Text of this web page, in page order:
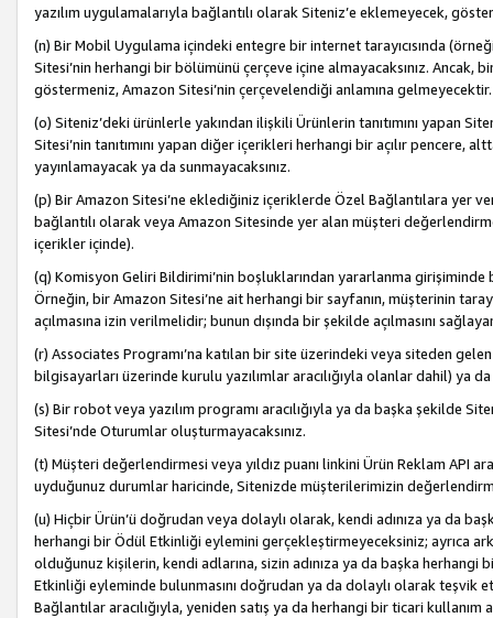
yazılım uygulamalarıyla bağlantılı olarak Siteniz’e eklemeyecek,
(n) Bir Mobil Uygulama içindeki entegre bir internet tarayıcısında
Sitesi’nin herhangi bir bölümünü çerçeve içine almayacaksınız. Ancak,
göstermeniz, Amazon Sitesi’nin çerçevelendiği anlamına gelmeyecektir.
(o) Siteniz’deki ürünlerle yakından ilişkili Ürünlerin tanıtımını yapan
Sitesi’nin tanıtımını yapan diğer içerikleri herhangi bir açılır pencere,
yayınlamayacak ya da sunmayacaksınız.
(p) Bir Amazon Sitesi’ne eklediğiniz içeriklerde Özel Bağlantılara yer
bağlantılı olarak veya Amazon Sitesinde yer alan müşteri
içerikler içinde).
(q) Komisyon Geliri Bildirimi’nin boşluklarından yararlanma
Örneğin, bir Amazon Sitesi’ne ait herhangi bir sayfanın, müşterinin
açılmasına izin verilmelidir; bunun dışında bir şekilde açılmasını
(r) Associates Programı’na katılan bir site üzerindeki veya siteden
bilgisayarları üzerinde kurulu yazılımlar aracılığıyla olanlar dahil) ya
(s) Bir robot veya yazılım programı aracılığıyla ya da başka şekilde
Sitesi’nde Oturumlar oluşturmayacaksınız.
(t) Müşteri değerlendirmesi veya yıldız puanı linkini Ürün Reklam API
uyduğunuz durumlar haricinde, Sitenizde müşterilerimizin
(u) Hiçbir Ürün’ü doğrudan veya dolaylı olarak, kendi adınıza ya da
herhangi bir Ödül Etkinliği eylemini gerçekleştirmeyeceksiniz; ayrıca
olduğunuz kişilerin, kendi adlarına, sizin adınıza ya da başka herhangi
Etkinliği eyleminde bulunmasını doğrudan ya da dolaylı olarak teşvik
Bağlantılar aracılığıyla, yeniden satış ya da herhangi bir ticari